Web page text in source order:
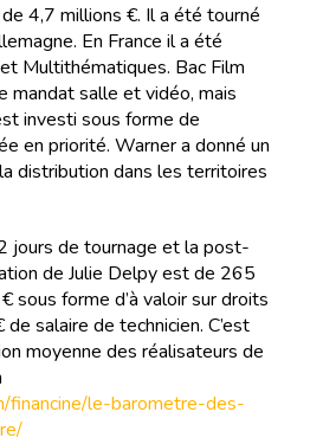
4,7 millions €. Il a été tourné
En France il a été
Multithématiques. Bac Film
mandat salle et vidéo, mais
investi sous forme de
en priorité. Warner a donné un
distribution dans les territoires
jours de tournage et la post-
de Julie Delpy est de 265
forme d’à valoir sur droits
salaire de technicien. C’est
moyenne des réalisateurs de
financine/le-barometre-des-